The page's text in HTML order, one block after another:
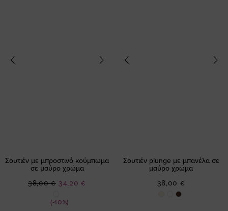
Σουτιέν με μπροστινό κούμπωμα
σε μαύρο χρώμα
(-10%)
Ειδική
34,20 €
38,00 €
Σουτιέν plunge με μπανέλα σε
μαύρο χρώμα
38,00 €